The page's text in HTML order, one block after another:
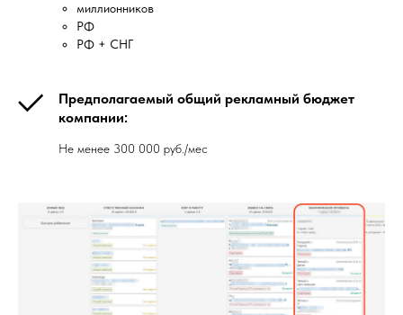
миллионников
РФ
РФ + СНГ
Предполагаемый общий рекламный бюджет
компании:
Не менее 300 000 руб./мес